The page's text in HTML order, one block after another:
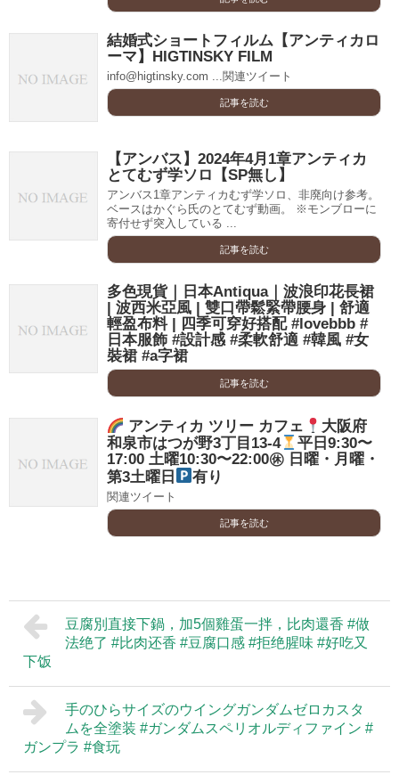
結婚式ショートフィルム【アンティカロ
ーマ】HIGTINSKY FILM
info@higtinsky.com ...関連ツイート
記事を読む
【アンバス】2024年4月1章アンティカ
とてむず学ソロ【SP無し】
アンバス1章アンティカむず学ソロ、非廃向け参考。
ベースはかぐら氏のとてむず動画。 ※モンブローに
寄付せず突入している ...
記事を読む
多色現貨｜日本Antiqua｜波浪印花長裙
| 波西米亞風 | 雙口帶鬆緊帶腰身 | 舒適
輕盈布料 | 四季可穿好搭配 #lovebbb #
日本服飾 #設計感 #柔軟舒適 #韓風 #女
裝裙 #a字裙
記事を読む
アンティカ ツリー カフェ
大阪府
和泉市はつが野3丁目13-4
平日9:30〜
17:00 土曜10:30〜22:00㊡ 日曜・月曜・
第3土曜日
有り
関連ツイート
記事を読む
豆腐別直接下鍋，加5個雞蛋一拌，比肉還香 #做
法绝了 #比肉还香 #豆腐口感 #拒绝腥味 #好吃又
下饭
手のひらサイズのウイングガンダムゼロカスタ
ムを全塗装 #ガンダムスペリオルディファイン #
ガンプラ #食玩